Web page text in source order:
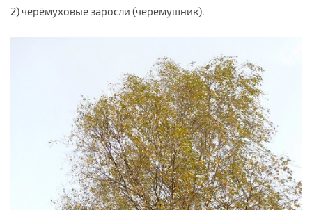
2) черёмуховые заросли (черёмушник).